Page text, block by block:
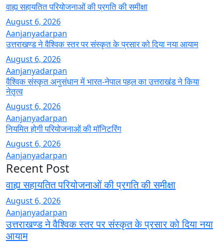
वाह्य सहायतित परियोजनाओं की प्रगति की समीक्षा
August 6, 2026
Aanjanyadarpan
उत्तराखण्ड ने वैश्विक स्तर पर संस्कृत के प्रसार को दिया नया आयाम
August 6, 2026
Aanjanyadarpan
वैश्विक संस्कृत अनुसंधान में भारत-नेपाल पहल का उत्तराखंड ने किया
नेतृत्व
August 6, 2026
Aanjanyadarpan
नियमित होगी परियोजनाओं की मॉनिटरिंग
August 6, 2026
Aanjanyadarpan
Recent Post
वाह्य सहायतित परियोजनाओं की प्रगति की समीक्षा
August 6, 2026
Aanjanyadarpan
उत्तराखण्ड ने वैश्विक स्तर पर संस्कृत के प्रसार को दिया नया
आयाम